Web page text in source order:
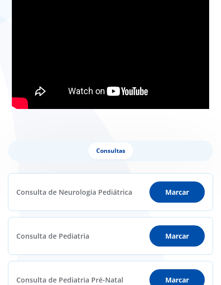
Consultas
Consulta de Neurologia Pediátrica Marcar
Consulta de Pediatria Marcar
Consulta de Pediatria Pré-Natal Marcar